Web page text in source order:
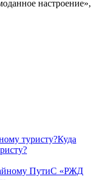
настроение»,
Куда
С «РЖД